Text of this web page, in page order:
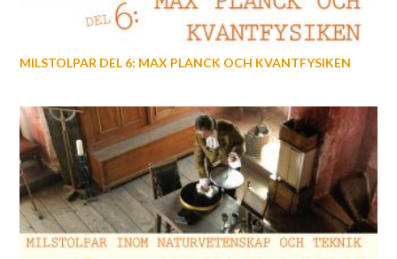
MILSTOLPAR DEL 6: MAX PLANCK OCH KVANTFYSIKEN